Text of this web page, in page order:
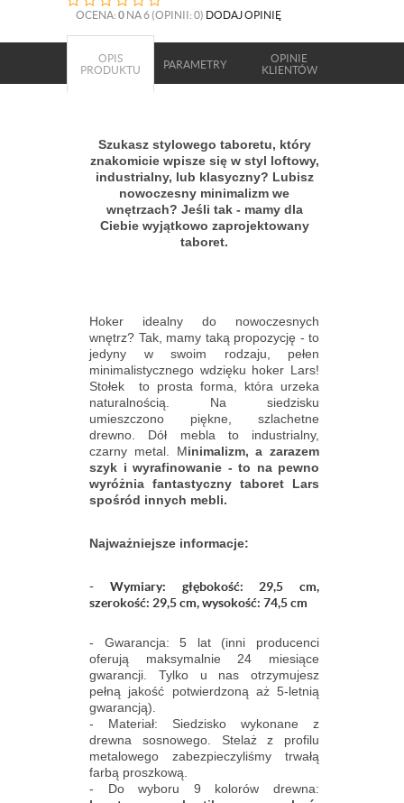
OCENA: 0 NA 6 (OPINII: 0) DODAJ OPINIĘ
OPIS
PRODUKTU
PARAMETRY
OPINIE
KLIENTÓW
Szukasz stylowego taboretu, który
znakomicie wpisze się w styl loftowy,
industrialny, lub klasyczny? Lubisz
nowoczesny minimalizm we
wnętrzach? Jeśli tak - mamy dla
Ciebie wyjątkowo zaprojektowany
taboret.
Hoker idealny do nowoczesnych
wnętrz? Tak, mamy taką propozycję - to
jedyny w swoim rodzaju, pełen
minimalistycznego wdzięku hoker Lars!
Stołek to prosta forma, która urzeka
naturalnością. Na siedzisku
umieszczono piękne, szlachetne
drewno. Dół mebla to industrialny,
czarny metal. Minimalizm, a zarazem
szyk i wyrafinowanie - to na pewno
wyróżnia fantastyczny taboret Lars
spośród innych mebli.
Najważniejsze informacje:
- Wymiary: głębokość: 29,5 cm,
szerokość: 29,5 cm, wysokość: 74,5 cm
- Gwarancja: 5 lat (inni producenci
oferują maksymalnie 24 miesiące
gwarancji. Tylko u nas otrzymujesz
pełną jakość potwierdzoną aż 5-letnią
gwarancją).
- Materiał: Siedzisko wykonane z
drewna sosnowego. Stelaż z profilu
metalowego zabezpieczyliśmy trwałą
farbą proszkową.
- Do wyboru 9 kolorów drewna: